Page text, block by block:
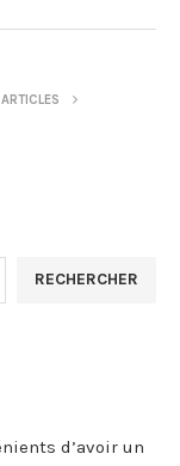
RECHERCHER
d’avoir un